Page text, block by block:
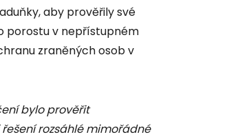
aby prověřily své
porostu v nepřístupném
zraněných osob v
bylo prověřit
rozsáhlé mimořádné